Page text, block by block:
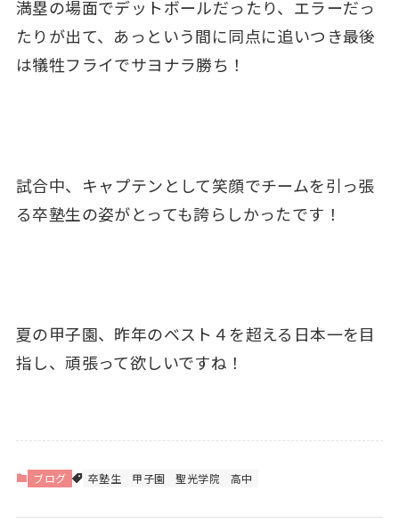
満塁の場面でデットボールだったり、エラーだっ
たりが出て、あっという間に同点に追いつき最後
は犠牲フライでサヨナラ勝ち！
試合中、キャプテンとして笑顔でチームを引っ張
る卒塾生の姿がとっても誇らしかったです！
夏の甲子園、昨年のベスト４を超える日本一を目
指し、頑張って欲しいですね！
ブログ 卒塾生 甲子園 聖光学院 高中